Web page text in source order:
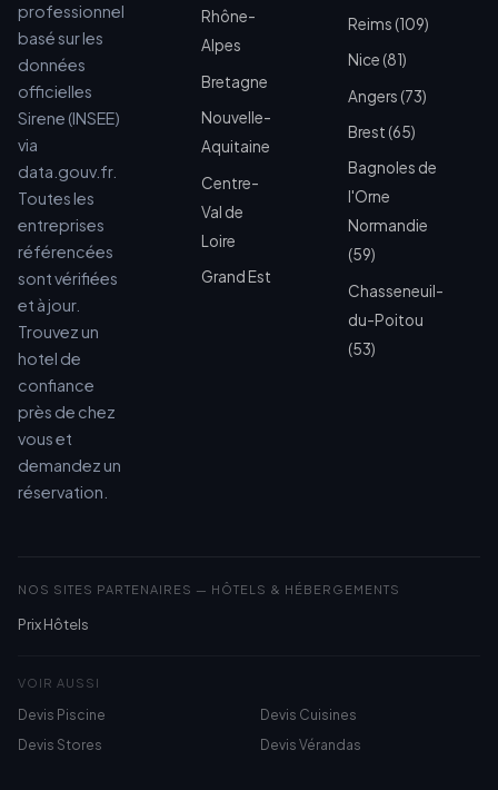
professionnel
basé sur les
données
officielles
Sirene (INSEE)
via
data.gouv.fr.
Toutes les
entreprises
référencées
sont vérifiées
et à jour.
Trouvez un
hotel de
confiance
près de chez
vous et
demandez un
réservation.
Rhône-
Alpes
Bretagne
Nouvelle-
Aquitaine
Centre-
Val de
Loire
Grand Est
Reims (109)
Nice (81)
Angers (73)
Brest (65)
Bagnoles de
l'Orne
Normandie
(59)
Chasseneuil-
du-Poitou
(53)
NOS SITES PARTENAIRES — HÔTELS & HÉBERGEMENTS
Prix Hôtels
VOIR AUSSI
Devis Piscine
Devis Cuisines
Devis Stores
Devis Vérandas